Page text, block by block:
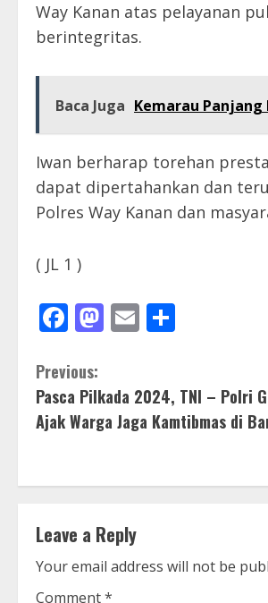
Way Kanan atas pelayanan
berintegritas.
Baca Juga Kemarau Panjang
Iwan berharap torehan
dapat dipertahankan dan
Polres Way Kanan dan
( JL 1 )
Facebook
Mastodon
Email
C
o
t
i
n
Previous:
Pasca Pilkada 2024, TNI – Polri
Ajak Warga Jaga Kamtibmas di
Leave a Reply
Your email address will not be
Comment*